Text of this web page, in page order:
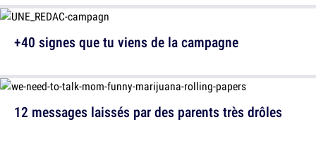
12 messages laissés par des parents très drôles
+40 signes que tu viens de la campagne